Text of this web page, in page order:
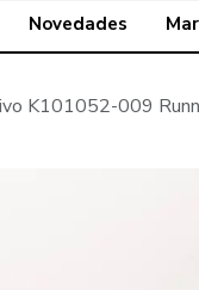
Novedades
K101052-009